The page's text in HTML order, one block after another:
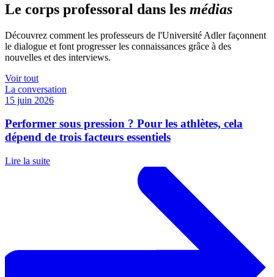
Le corps professoral dans les médias
Découvrez comment les professeurs de l'Université Adler façonnent
le dialogue et font progresser les connaissances grâce à des
nouvelles et des interviews.
Voir tout
La conversation
15 juin 2026
Performer sous pression ? Pour les athlètes, cela
dépend de trois facteurs essentiels
Lire la suite